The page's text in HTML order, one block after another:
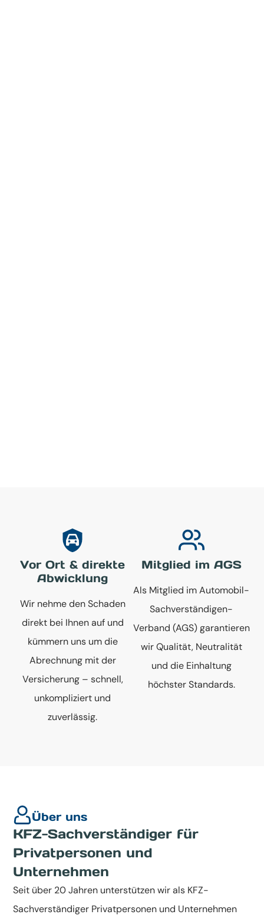
Vor Ort & direkte
Abwicklung
Wir nehme den Schaden
direkt bei Ihnen auf und
kümmern uns um die
Abrechnung mit der
Versicherung – schnell,
unkompliziert und
zuverlässig.
Mitglied im AGS
Als Mitglied im Automobil-
Sachverständigen-
Verband (AGS) garantieren
wir Qualität, Neutralität
und die Einhaltung
höchster Standards.
Über uns
KFZ-Sachverständiger für
Privatpersonen und
Unternehmen
Seit über 20 Jahren unterstützen wir als KFZ-
Sachverständiger Privatpersonen und Unternehmen